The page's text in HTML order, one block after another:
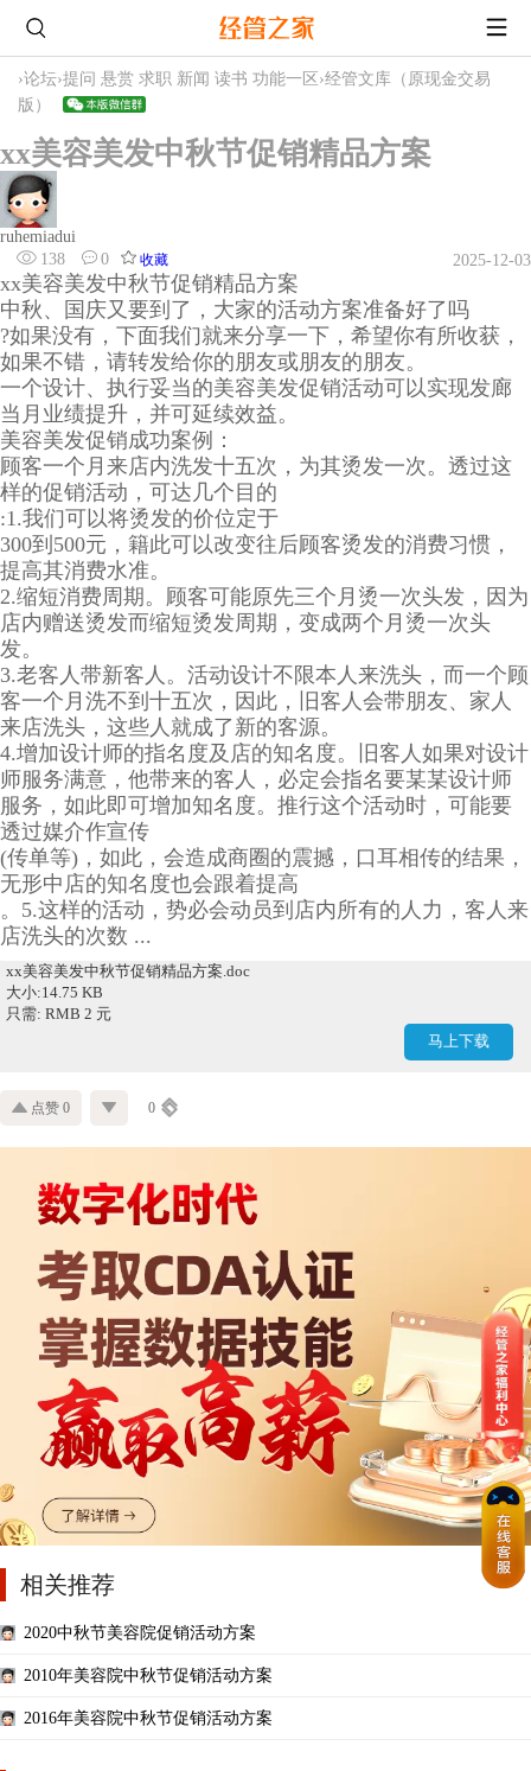
›论坛›提问 悬赏 求职 新闻 读书 功能一区 ›经管文库（原现金交易
版）
xx美容美发中秋节促销精品方案
ruhemiadui
138
0 收藏 2025-12-03
xx美容美发中秋节促销精品方案
中秋、国庆又要到了，大家的活动方案准备好了吗
?如果没有，下面我们就来分享一下，希望你有所收获，
如果不错，请转发给你的朋友或朋友的朋友。
一个设计、执行妥当的美容美发促销活动可以实现发廊
当月业绩提升，并可延续效益。
美容美发促销成功案例：
顾客一个月来店内洗发十五次，为其烫发一次。透过这
样的促销活动，可达几个目的
:1.我们可以将烫发的价位定于
300到500元，籍此可以改变往后顾客烫发的消费习惯，
提高其消费水准。
2.缩短消费周期。顾客可能原先三个月烫一次头发，因为
店内赠送烫发而缩短烫发周期，变成两个月烫一次头
发。
3.老客人带新客人。活动设计不限本人来洗头，而一个顾
客一个月洗不到十五次，因此，旧客人会带朋友、家人
来店洗头，这些人就成了新的客源。
4.增加设计师的指名度及店的知名度。旧客人如果对设计
师服务满意，他带来的客人，必定会指名要某某设计师
服务，如此即可增加知名度。推行这个活动时，可能要
透过媒介作宣传
(传单等)，如此，会造成商圈的震撼，口耳相传的结果，
无形中店的知名度也会跟着提高
。5.这样的活动，势必会动员到店内所有的人力，客人来
店洗头的次数 ...
xx美容美发中秋节促销精品方案.doc
大小:14.75 KB
只需: RMB 2 元
马上下载
点赞 0 0
相关推荐
2020中秋节美容院促销活动方案
2010年美容院中秋节促销活动方案
2016年美容院中秋节促销活动方案